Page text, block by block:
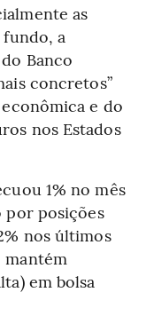
as
a
Banco
concretos”
e do
nos Estados
1% no mês
por posições
nos últimos
mantém
em bolsa